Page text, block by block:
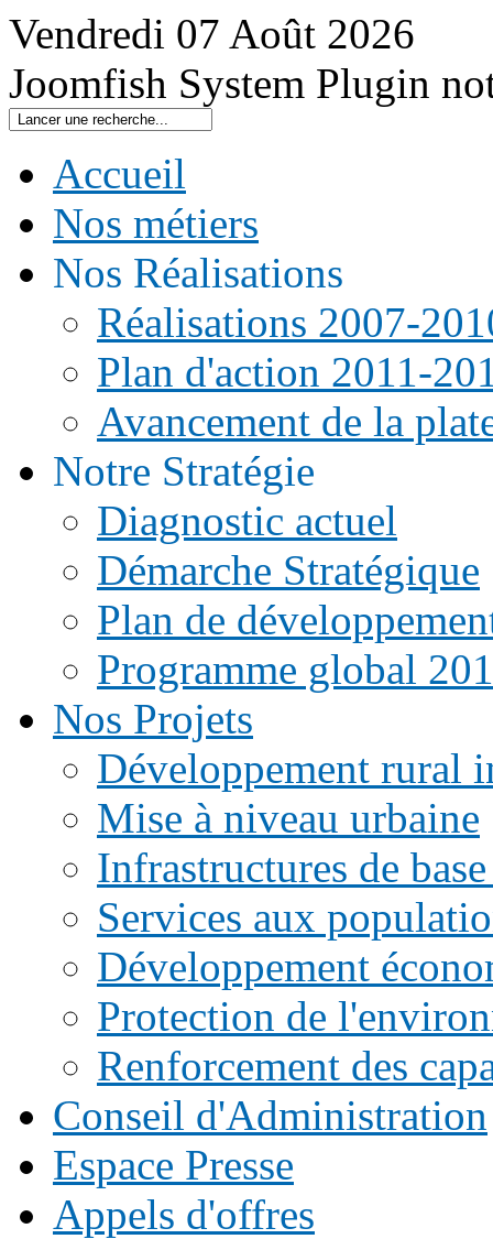
Vendredi 07 Août 2026
Joomfish System Plugin
Accueil
Nos métiers
Nos Réalisations
Réalisations 2007-
Plan d'action 2011-
Avancement de la
Notre Stratégie
Diagnostic actuel
Démarche Stratégique
Plan de
Programme global
Nos Projets
Développement rural
Mise à niveau urbaine
Infrastructures de
Services aux
Développement
Protection de
Renforcement des
Conseil d'Administration
Espace Presse
Appels d'offres